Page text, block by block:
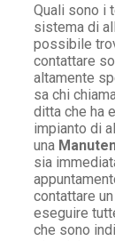
Quali sono i
sistema di
possibile
contattare
altamente
sa chi
ditta che ha
impianto di
una
sia
contattare
eseguire
che sono